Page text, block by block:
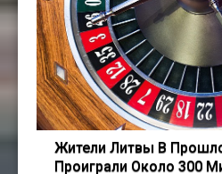
Жители Литвы В
Проиграли Около 300